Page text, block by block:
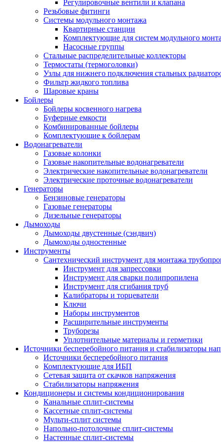
Регулировочные вентили и клапана
Резьбовые фитинги
Системы модульного монтажа
Квартирные станции
Комплектующие для систем модульного
Насосные группы
Стальные распределительные коллекторы
Термостаты (термоголовки)
Узлы для нижнего подключения стальных
Фильтр жидкого топлива
Шаровые краны
Бойлеры
Бойлеры косвенного нагрева
Буферные емкости
Комбинированные бойлеры
Комплектующие к бойлерам
Водонагреватели
Газовые колонки
Газовые накопительные водонагреватели
Электрические накопительные водонагреватели
Электрические проточные водонагреватели
Генераторы
Бензиновые генераторы
Газовые генераторы
Дизельные генераторы
Дымоходы
Дымоходы двустенные (сэндвич)
Дымоходы одностенные
Инструменты
Сантехнический инструмент для монтажа
Инструмент для запрессовки
Инструмент для сварки полипропилена
Инструмент для сгибания труб
Калибраторы и торцеватели
Ключи
Наборы инструментов
Расширительные инструменты
Труборезы
Уплотнительные материалы и герметики
Источники бесперебойного питания и стабилизаторы
Источники бесперебойного питания
Комплектующие для ИБП
Сетевая защита от скачков напряжения
Стабилизаторы напряжения
Кондиционеры и системы кондиционирования
Канальные сплит-системы
Кассетные сплит-системы
Мульти-сплит системы
Напольно-потолочные сплит-системы
Настенные сплит-системы